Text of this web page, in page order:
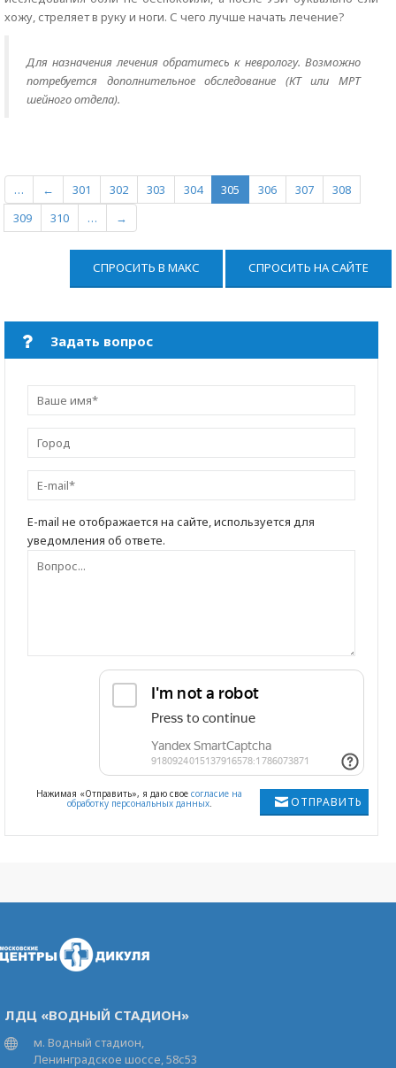
хожу, стреляет в руку и ноги. С чего лучше начать лечение?
Для назначения лечения обратитесь к неврологу. Возможно
потребуется дополнительное обследование (КТ или МРТ
шейного отдела).
… ← 301 302 303 304 305 306 307
308
309
310 … →
СПРОСИТЬ В МАКС СПРОСИТЬ НА САЙТЕ
Задать вопрос
E-mail не отображается на сайте, используется для
уведомления об ответе.
ОТПРАВИТЬ
Нажимая «Отправить», я даю свое согласие на
обработку персональных данных.
ЛДЦ «ВОДНЫЙ СТАДИОН»
м. Водный стадион,
Ленинградское шоссе, 58с53